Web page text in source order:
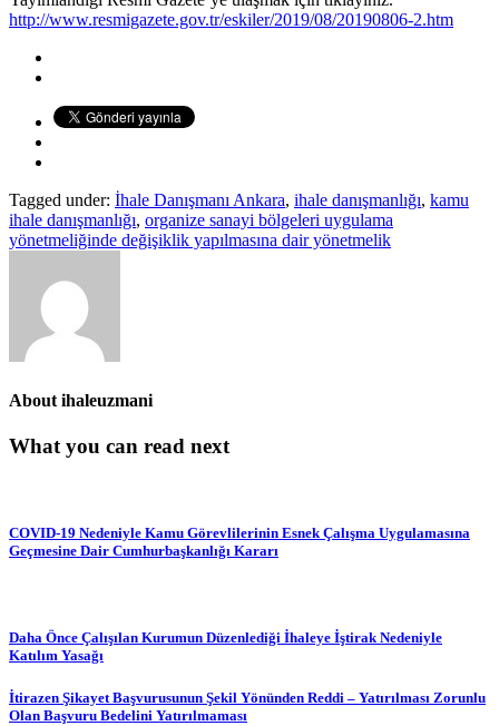
http://www.resmigazete.gov.tr/eskiler/2019/08/20190806-2.htm
Tagged under: İhale Danışmanı Ankara, ihale danışmanlığı, kamu
ihale danışmanlığı, organize sanayi bölgeleri uygulama
yönetmeliğinde değişiklik yapılmasına dair yönetmelik
About ihaleuzmani
What you can read next
COVID-19 Nedeniyle Kamu Görevlilerinin Esnek Çalışma Uygulamasına
Geçmesine Dair Cumhurbaşkanlığı Kararı
Daha Önce Çalışılan Kurumun Düzenlediği İhaleye İştirak Nedeniyle
Katılım Yasağı
İtirazen Şikayet Başvurusunun Şekil Yönünden Reddi – Yatırılması Zorunlu
Olan Başvuru Bedelini Yatırılmaması